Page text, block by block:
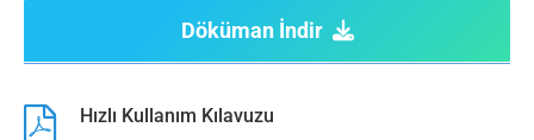
Döküman İndir
Hızlı Kullanım Kılavuzu